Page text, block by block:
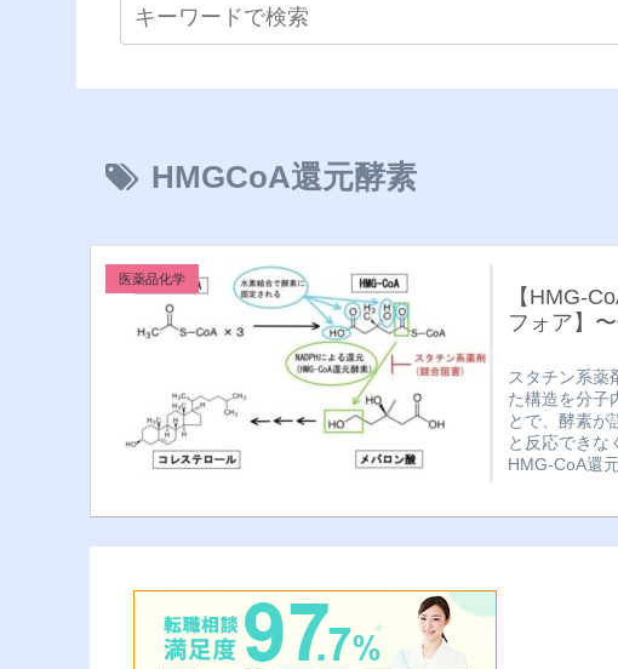
HMGCoA還元酵素
医薬品化学
【HMG-
フォア】
スタチン系薬
た構造を分子
とで、酵素が
と反応できな
HMG-CoA還